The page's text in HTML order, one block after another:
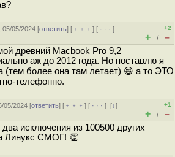
05/05/2024 [ответить] [ ﹢﹢﹢] [ · · ·]
+2
+ / –
древний Macbook Pro 9,2
аж до 2012 года. Но поставлю я
(тем более она там летает) 😄 а то ЭТО
телефонно.
05/2024 [ответить] [ ﹢﹢﹢] [ · · ·][↓]
+1
+ / –
исключения из 100500 других
Линукс СМОГ! 👏